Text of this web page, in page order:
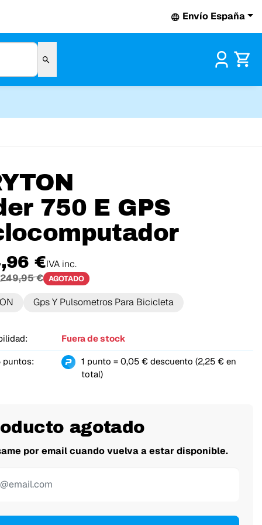
Envío España
750 E GPS
€IVA inc.
249,95 € AGOTADO
Gps Y Pulsometros Para Bicicleta
Fuera de stock
puntos:
1 punto = 0,05 € descuento (2,25 € en
total)
agotado
por email cuando vuelva a estar disponible.